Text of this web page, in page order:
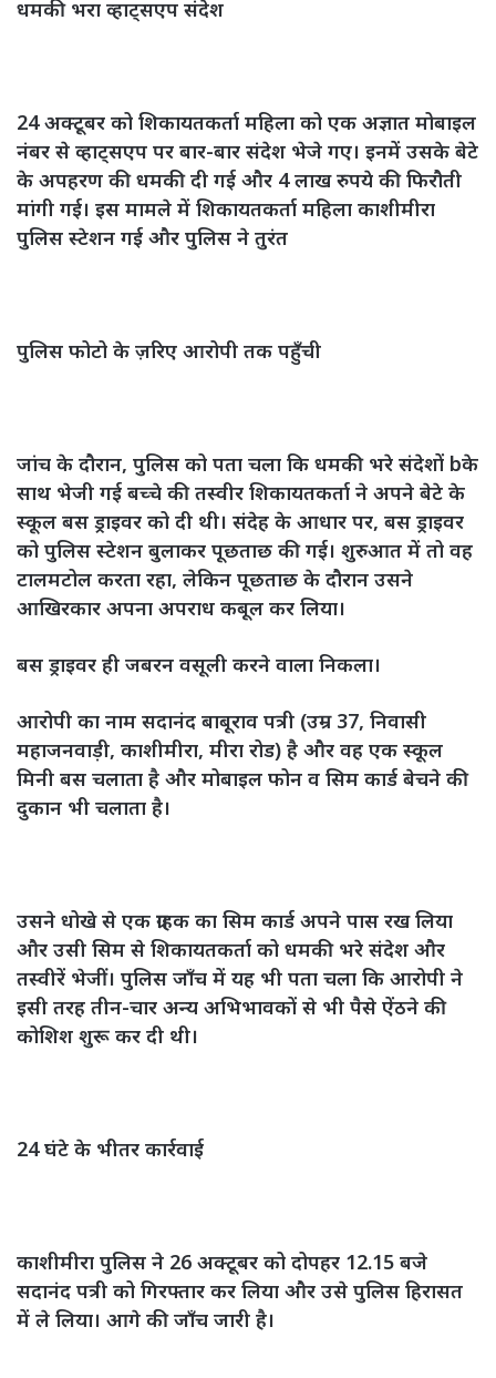
धमकी भरा व्हाट्सएप संदेश
24 अक्टूबर को शिकायतकर्ता महिला को एक अज्ञात मोबाइल
नंबर से व्हाट्सएप पर बार-बार संदेश भेजे गए। इनमें उसके बेटे
के अपहरण की धमकी दी गई और 4 लाख रुपये की फिरौती
मांगी गई। इस मामले में शिकायतकर्ता महिला काशीमीरा
पुलिस स्टेशन गई और पुलिस ने तुरंत
पुलिस फोटो के ज़रिए आरोपी तक पहुँची
जांच के दौरान, पुलिस को पता चला कि धमकी भरे संदेशों bके
साथ भेजी गई बच्चे की तस्वीर शिकायतकर्ता ने अपने बेटे के
स्कूल बस ड्राइवर को दी थी। संदेह के आधार पर, बस ड्राइवर
को पुलिस स्टेशन बुलाकर पूछताछ की गई। शुरुआत में तो वह
टालमटोल करता रहा, लेकिन पूछताछ के दौरान उसने
आखिरकार अपना अपराध कबूल कर लिया।
बस ड्राइवर ही जबरन वसूली करने वाला निकला।
आरोपी का नाम सदानंद बाबूराव पत्री (उम्र 37, निवासी
महाजनवाड़ी, काशीमीरा, मीरा रोड) है और वह एक स्कूल
मिनी बस चलाता है और मोबाइल फोन व सिम कार्ड बेचने की
दुकान भी चलाता है।
उसने धोखे से एक ग्राहक का सिम कार्ड अपने पास रख लिया
और उसी सिम से शिकायतकर्ता को धमकी भरे संदेश और
तस्वीरें भेजीं। पुलिस जाँच में यह भी पता चला कि आरोपी ने
इसी तरह तीन-चार अन्य अभिभावकों से भी पैसे ऐंठने की
कोशिश शुरू कर दी थी।
24 घंटे के भीतर कार्रवाई
काशीमीरा पुलिस ने 26 अक्टूबर को दोपहर 12.15 बजे
सदानंद पत्री को गिरफ्तार कर लिया और उसे पुलिस हिरासत
में ले लिया। आगे की जाँच जारी है।